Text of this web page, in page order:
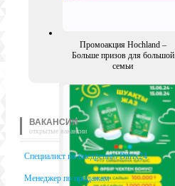
Промоакция Hochland –
Больше призов для большой
семьи
ВАКАНСИИ
открытые вакансии
Специалист по внедрению Bitrix24
Менеджер по продажам